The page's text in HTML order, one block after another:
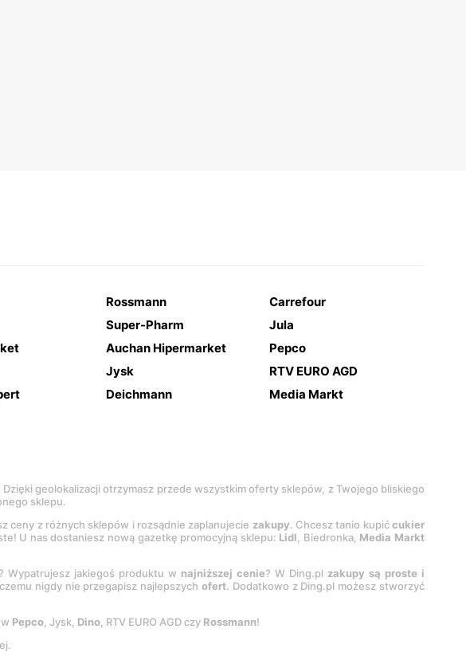
Rossmann
Carrefour
Super-Pharm
Jula
Auchan Hipermarket
Pepco
Jysk
RTV EURO AGD
Deichmann Media Markt
geolokalizacji otrzymasz przede wszystkim oferty sklepów, z Twojego bliskiego
sklepu.
ceny z różnych sklepów i rozsądnie zaplanujecie zakupy. Chcesz tanio kupićcukier
U nas dostaniesz nową gazetkę promocyjną sklepu: Lidl, Biedronka, Media Markt
Wypatrujesz jakiegoś produktu w najniższej cenie? W Ding.pl zakupy są proste i
nigdy nie przegapisz najlepszychofert. Dodatkowo z Ding.pl możesz stworzyć
Pepco, Jysk, Dino, RTV EURO AGD czy Rossmann!